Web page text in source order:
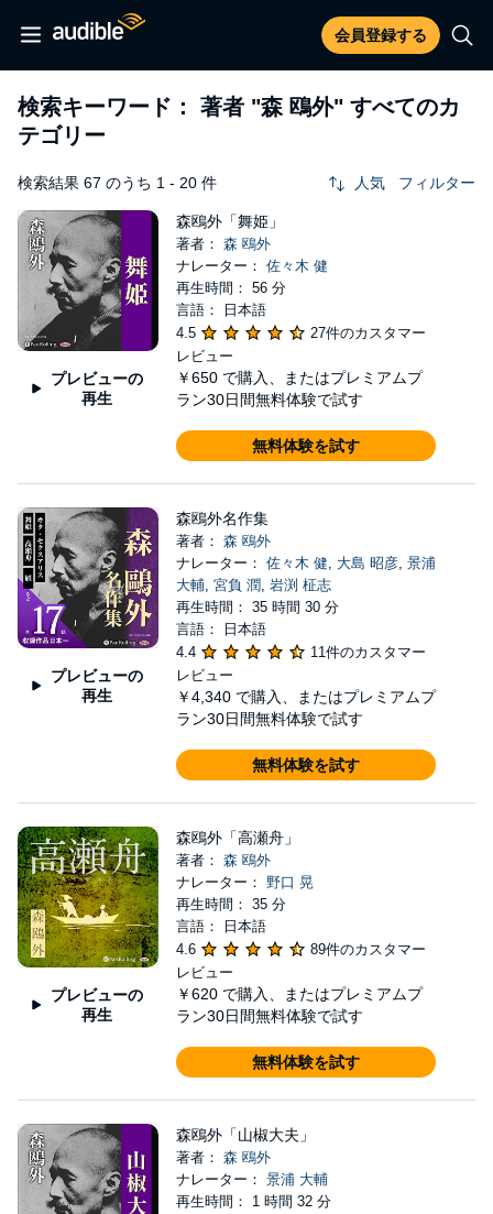
会員登録する
検索キーワード： 著者 "森 鴎外" すべてのカ
テゴリー
検索結果 67 のうち 1 - 20 件 人気 フィルター
プレビューの
再生
森鴎外「舞姫」
著者： 森 鴎外
ナレーター： 佐々木 健
再生時間： 56 分
言語： 日本語
4.5
27件のカスタマー
レビュー
￥650 で購入、またはプレミアムプ
ラン30日間無料体験で試す
無料体験を試す
プレビューの
再生
森鴎外名作集
著者： 森 鴎外
ナレーター： 佐々木 健, 大島 昭彦, 景浦
大輔, 宮負 潤, 岩渕 柾志
再生時間： 35 時間 30 分
言語： 日本語
4.4
11件のカスタマー
レビュー
￥4,340 で購入、またはプレミアムプ
ラン30日間無料体験で試す
無料体験を試す
プレビューの
再生
森鴎外「高瀬舟」
著者： 森 鴎外
ナレーター： 野口 晃
再生時間： 35 分
言語： 日本語
4.6
89件のカスタマー
レビュー
￥620 で購入、またはプレミアムプ
ラン30日間無料体験で試す
無料体験を試す
森鴎外「山椒大夫」
著者： 森 鴎外
ナレーター： 景浦 大輔
再生時間： 1 時間 32 分